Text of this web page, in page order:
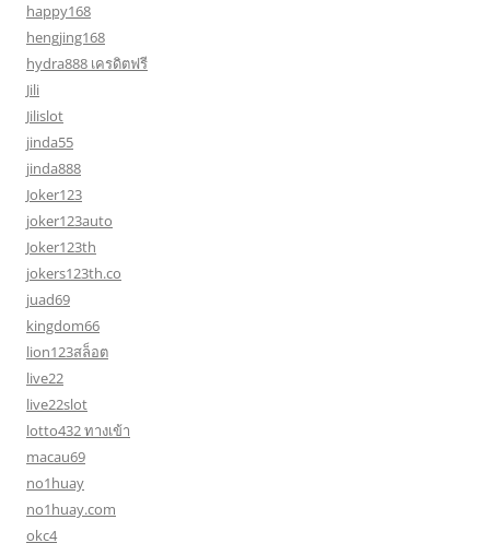
happy168
hengjing168
hydra888 เครดิตฟรี
Jili
Jilislot
jinda55
jinda888
Joker123
joker123auto
Joker123th
jokers123th.co
juad69
kingdom66
lion123สล็อต
live22
live22slot
lotto432 ทางเข้า
macau69
no1huay
no1huay.com
okc4